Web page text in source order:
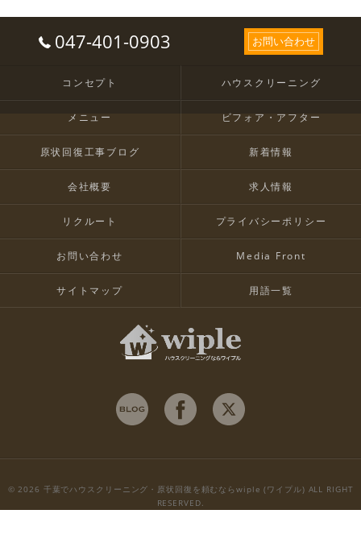
047-401-0903 お問い合わせ
コンセプト ハウスクリーニング
メニュー ビフォア・アフター
原状回復工事ブログ 新着情報
会社概要 求人情報
リクルート プライバシーポリシー
お問い合わせ Media Front
サイトマップ 用語一覧
© 2026 千葉でハウスクリーニング・原状回復を頼むならwiple (ワイプル) ALL RIGHT
RESERVED.